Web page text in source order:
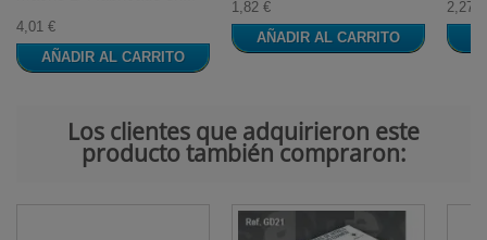
4,01 €
AÑADIR AL CARRITO
1,82 €
AÑADIR AL CARRITO
2,27 €
Los clientes que adquirieron este
producto también compraron: